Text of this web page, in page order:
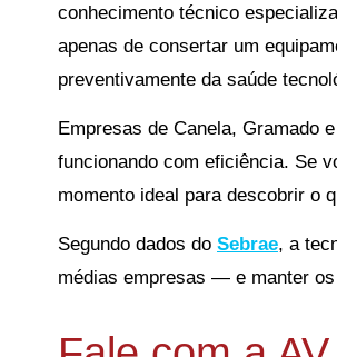
conhecimento técnico
apenas de consertar um
preventivamente da saúde
Empresas de Canela, Gramado
funcionando com eficiência. Se
momento ideal para descobrir o
Segundo dados do Sebrae, a
médias empresas — e manter